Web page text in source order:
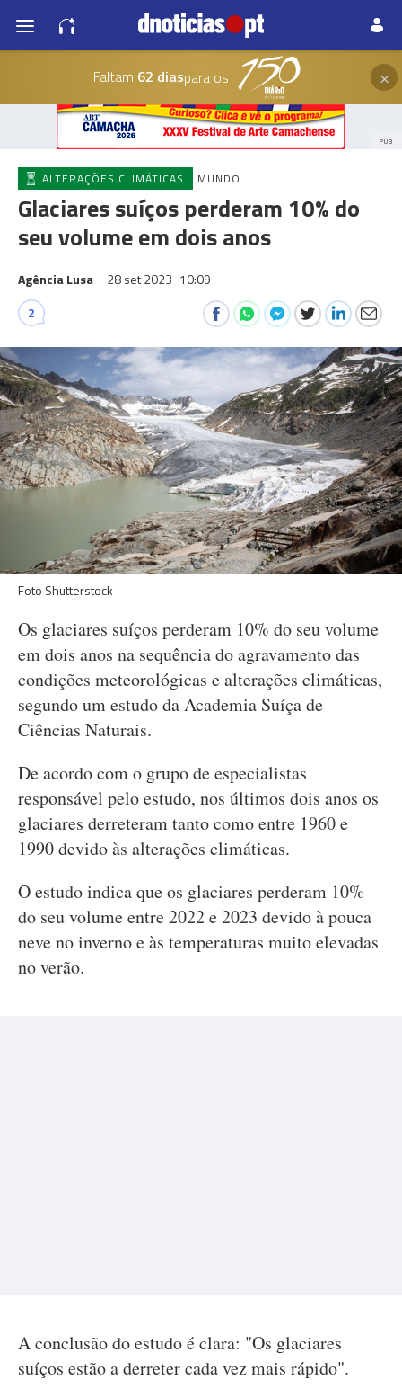
Faltam 62 diaspara os ×
PUB
ALTERAÇÕES CLIMÁTICAS MUNDO
Glaciares suíços perderam 10% do
seu volume em dois anos
Agência Lusa 28 set 2023 10:09
2
Foto Shutterstock
Os glaciares suíços perderam 10% do seu volume
em dois anos na sequência do agravamento das
condições meteorológicas e alterações climáticas,
segundo um estudo da Academia Suíça de
Ciências Naturais.
De acordo com o grupo de especialistas
responsável pelo estudo, nos últimos dois anos os
glaciares derreteram tanto como entre 1960 e
1990 devido às alterações climáticas.
O estudo indica que os glaciares perderam 10%
do seu volume entre 2022 e 2023 devido à pouca
neve no inverno e às temperaturas muito elevadas
no verão.
A conclusão do estudo é clara: "Os glaciares
suíços estão a derreter cada vez mais rápido".